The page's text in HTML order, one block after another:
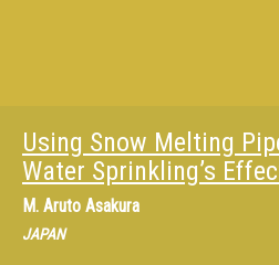
Using Snow Melting
Water Sprinkling’s
M. Aruto Asakura
JAPAN